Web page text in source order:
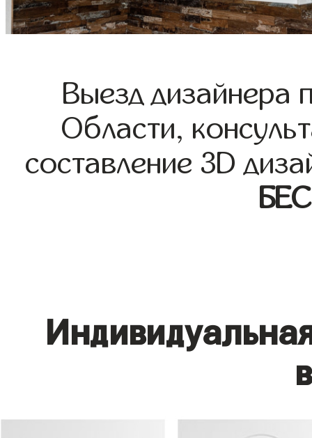
Выезд дизайнера
Области,
составление 3D